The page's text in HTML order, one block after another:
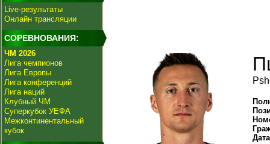
Live-результаты
Онлайн трансляции
СОРЕВНОВАНИЯ:
ЧМ 2026
Лига чемпионов
Лига Европы
Лига конференций
Лига наций
Клубный ЧМ
Суперкубок УЕФА
Межконтинентальный
кубок